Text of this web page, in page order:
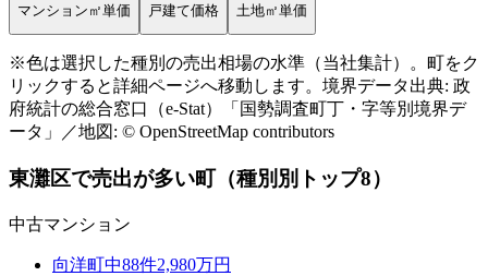
マンション㎡単価 戸建て価格 土地㎡単価
+
−
※色は選択した種別の売出相場の水準（当社集計）。町をク
リックすると詳細ページへ移動します。境界データ出典: 政
府統計の総合窓口（e-Stat）「国勢調査町丁・字等別境界デ
ータ」／地図: © OpenStreetMap contributors
東灘区で売出が多い町（種別別トップ8）
中古マンション
向洋町中88件2,980万円